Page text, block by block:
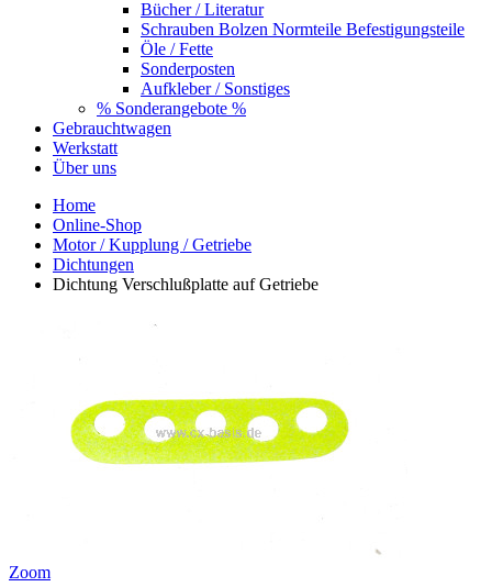
Bücher / Literatur
Schrauben Bolzen Normteile Befestigungsteile
Öle / Fette
Sonderposten
Aufkleber / Sonstiges
% Sonderangebote %
Gebrauchtwagen
Werkstatt
Über uns
Home
Online-Shop
Motor / Kupplung / Getriebe
Dichtungen
Dichtung Verschlußplatte auf Getriebe
Zoom